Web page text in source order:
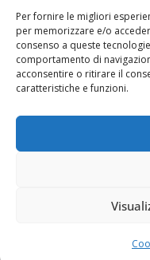
Per fornire le migliori
per memorizzare e/o
consenso a queste
comportamento di
acconsentire o ritirare il
caratteristiche e funzioni.
Aut. del tribunale di
Resp. Riccardo Orioles.
Associazione Culturale I
via Randazzo 27 Catania
I